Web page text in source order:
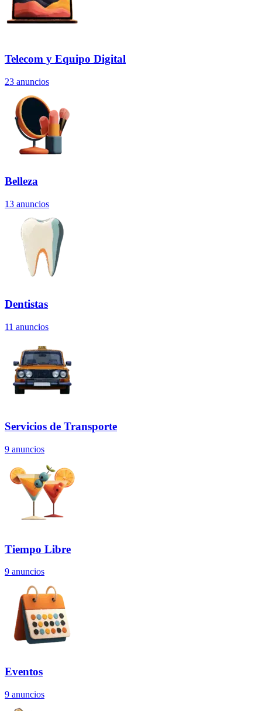
Telecom y Equipo Digital
23 anuncios
Belleza
13 anuncios
Dentistas
11 anuncios
Servicios de Transporte
9 anuncios
Tiempo Libre
9 anuncios
Eventos
9 anuncios